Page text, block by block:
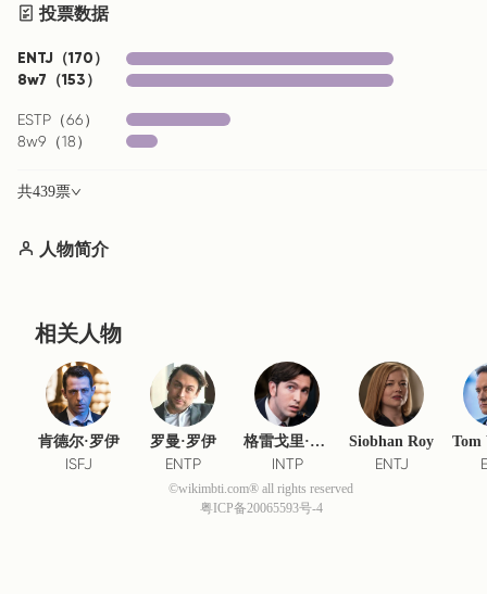
投票数据
ENTJ （170）
8w7 （153）
ESTP （66）
8w9 （18）
共439票
人物简介
相关人物
肯德尔·罗伊
ISFJ
罗曼·罗伊
ENTP
格雷戈里·赫希
INTP
Siobhan Roy
ENTJ
©wikimbti.com® all rights reserved
粤ICP备20065593号-4